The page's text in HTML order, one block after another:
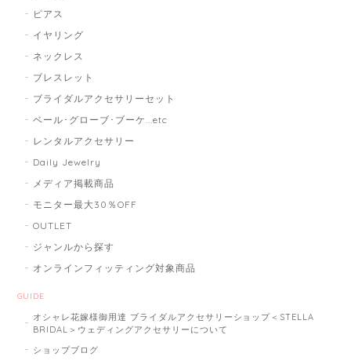
ピアス
イヤリング
ネックレス
ブレスレット
ブライダルアクセサリーセット
ベール･グローブ･ブーケ...etc
レンタルアクセサリー
Daily Jewelry
メディア掲載商品
モニター最大30％OFF
OUTLET
ジャンルから探す
オンラインフィッティング対象商品
GUIDE
オシャレ花嫁様御用達 ブライダルアクセサリーショップ＜STELLA
BRIDAL＞ウェディングアクセサリーについて
ショップブログ